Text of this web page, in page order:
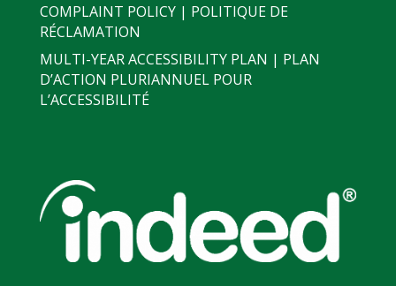
COMPLAINT POLICY | POLITIQUE DE
RÉCLAMATION
MULTI-YEAR ACCESSIBILITY PLAN | PLAN
D’ACTION PLURIANNUEL POUR
L’ACCESSIBILITÉ